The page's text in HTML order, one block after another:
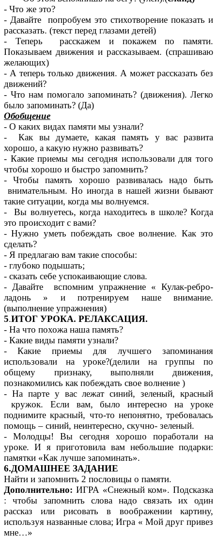
- Что же это?
- Давайте попробуем это стихотворение показать и
рассказать. (текст перед глазами детей)
- Теперь расскажем и покажем по памяти.
Показываем движения и рассказываем. (спрашиваю
желающих)
- А теперь только движения. А может рассказать без
движений?
- Что нам помогало запоминать? (движения). Легко
было запоминать? (Да)
Обобщение
- О каких видах памяти мы узнали?
- Как вы думаете, какая память у вас развита
хорошо, а какую нужно развивать?
- Какие приемы мы сегодня использовали для того
чтобы хорошо и быстро запомнить?
- Чтобы память хорошо развивалась надо быть
внимательным. Но иногда в нашей жизни бывают
такие ситуации, когда мы волнуемся.
- Вы волнуетесь, когда находитесь в школе? Когда
это происходит с вами?
- Нужно уметь побеждать свое волнение. Как это
сделать?
- Я предлагаю вам такие способы:
- глубоко подышать;
- сказать себе успокаивающие слова.
- Давайте вспомним упражнение « Кулак-ребро-
ладонь » и потренируем наше внимание.
(выполнение упражнения)
5.ИТОГ УРОКА. РЕЛАКСАЦИЯ.
- На что похожа наша память?
- Какие виды памяти узнали?
- Какие приемы для лучшего запоминания
использовали на уроке?(делили на группы по
общему признаку, выполняли движения,
познакомились как побеждать свое волнение )
- На парте у вас лежат синий, зеленый, красный
кружок. Если вам, было интересно на уроке
поднимите красный, что-то непонятно, требовалась
помощь – синий, неинтересно, скучно- зеленый.
- Молодцы! Вы сегодня хорошо поработали на
уроке. И я приготовила вам небольшие подарки:
памятки «Как лучше запоминать».
6.ДОМАШНЕЕ ЗАДАНИЕ
Найти и запомнить 2 пословицы о памяти.
Дополнительно: ИГРА «Снежный ком». Подсказка
: чтобы запомнить слова надо связать их один
рассказ или рисовать в воображении картину,
используя названные слова; Игра « Мой друг привез
мне…»